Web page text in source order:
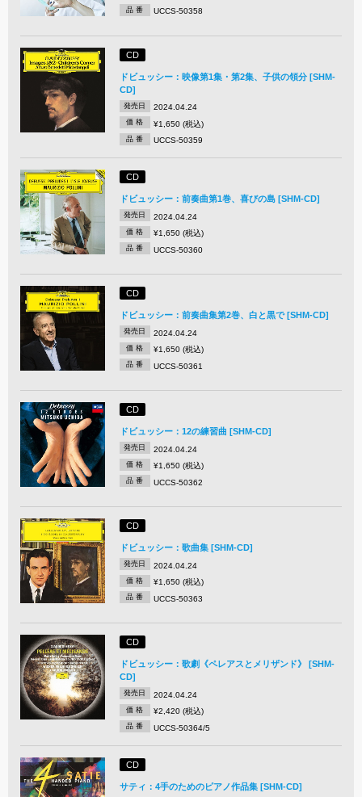
品 番 UCCS-50358
CD
ドビュッシー：映像第1集・第2集、子供の領分 [SHM-
CD]
発売日 2024.04.24
価 格 ¥1,650 (税込)
品 番 UCCS-50359
CD
ドビュッシー：前奏曲第1巻、喜びの島 [SHM-CD]
発売日 2024.04.24
価 格 ¥1,650 (税込)
品 番 UCCS-50360
CD
ドビュッシー：前奏曲集第2巻、白と黒で [SHM-CD]
発売日 2024.04.24
価 格 ¥1,650 (税込)
品 番 UCCS-50361
CD
ドビュッシー：12の練習曲 [SHM-CD]
発売日 2024.04.24
価 格 ¥1,650 (税込)
品 番 UCCS-50362
CD
ドビュッシー：歌曲集 [SHM-CD]
発売日 2024.04.24
価 格 ¥1,650 (税込)
品 番 UCCS-50363
CD
ドビュッシー：歌劇《ペレアスとメリザンド》 [SHM-
CD]
発売日 2024.04.24
価 格 ¥2,420 (税込)
品 番 UCCS-50364/5
CD
サティ：4手のためのピアノ作品集 [SHM-CD]